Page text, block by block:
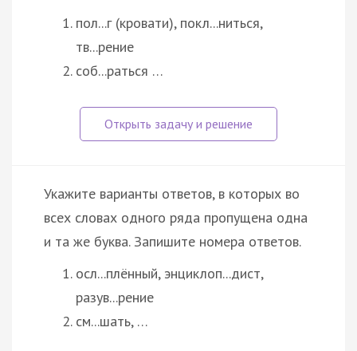
пол...г (кровати), покл...ниться,
тв...рение
соб...раться …
Укажите варианты ответов, в которых во
всех словах одного ряда пропущена одна
и та же буква. Запишите номера ответов.
осл...плённый, энциклоп...дист,
разув...рение
см...шать, …